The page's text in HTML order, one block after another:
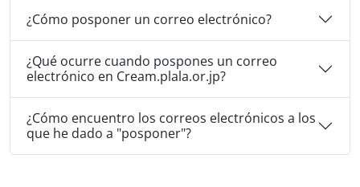
¿Cómo posponer un correo electrónico?
¿Qué ocurre cuando pospones un correo
electrónico en Cream.plala.or.jp?
¿Cómo encuentro los correos electrónicos a los
que he dado a "posponer"?